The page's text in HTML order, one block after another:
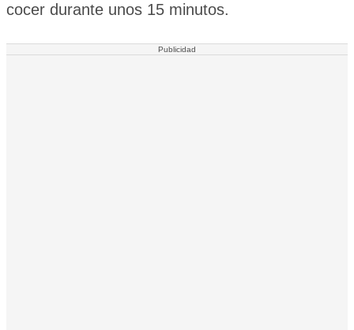
cocer durante unos 15 minutos.
Publicidad